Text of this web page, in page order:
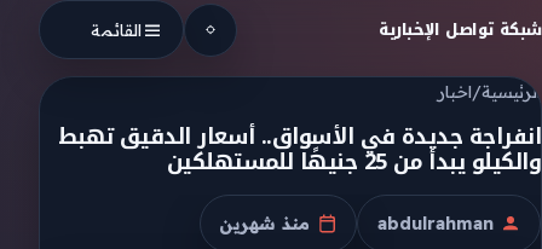
Skip to content
شبكة تواصل الإخبارية القائمة
الرئيسية/اخبار
انفراجة جديدة في الأسواق.. أسعار الدقيق تهبط
والكيلو يبدأ من 25 جنيهًا للمستهلكين
الكاتب
abdulrahman
تاريخ النشر
منذ شهرين